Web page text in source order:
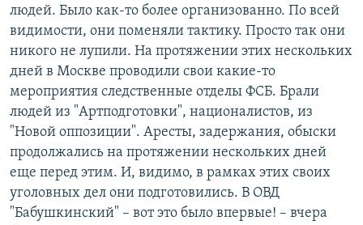
людей. Было как-то более организованно. По всей
видимости, они поменяли тактику. Просто так они
никого не лупили. На протяжении этих нескольких
дней в Москве проводили свои какие-то
мероприятия следственные отделы ФСБ. Брали
людей из "Артподготовки", националистов, из
"Новой оппозиции". Аресты, задержания, обыски
продолжались на протяжении нескольких дней
еще перед этим. И, видимо, в рамках этих своих
уголовных дел они подготовились. В ОВД
"Бабушкинский" – вот это было впервые! – вчера